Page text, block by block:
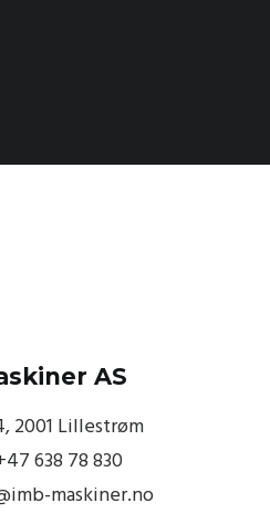
AS
2001 Lillestrøm
638 78 830
maskiner.no